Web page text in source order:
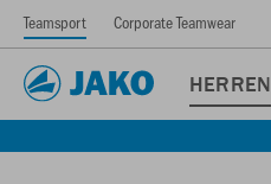
Teamsport Corporate Teamwear
HERREN